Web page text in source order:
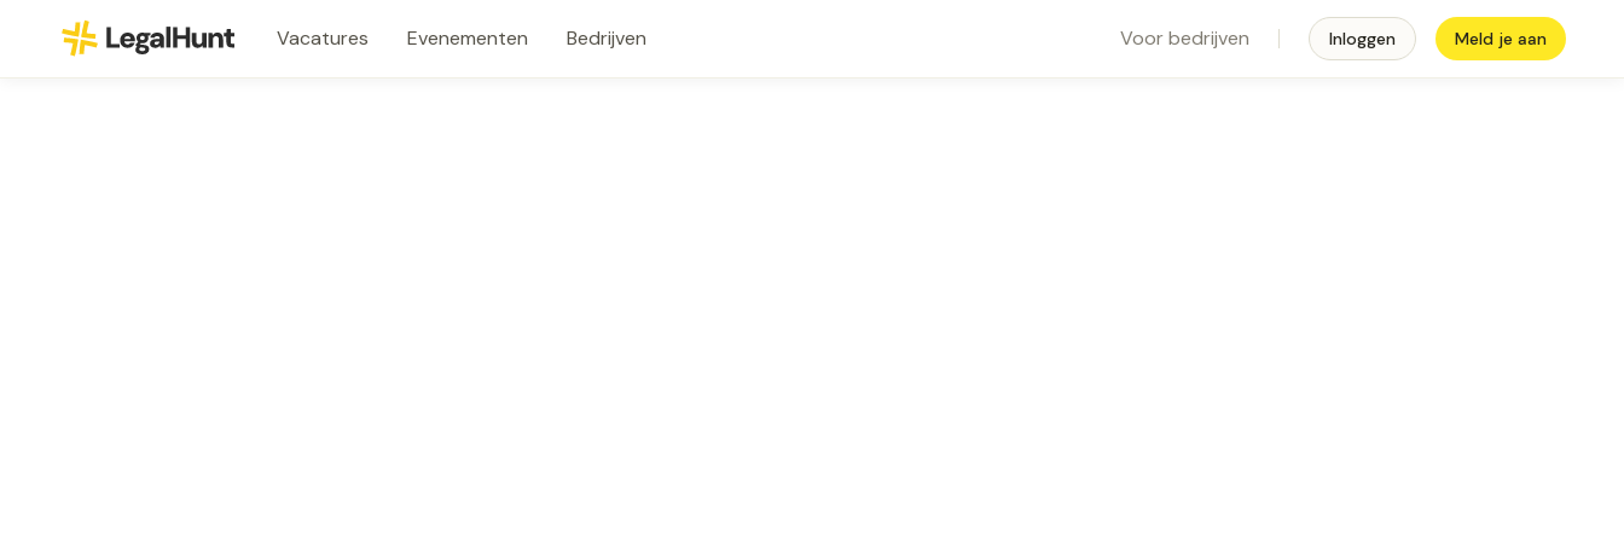
Vacatures Evenementen Bedrijven Voor bedrijven Inloggen Meld je aan